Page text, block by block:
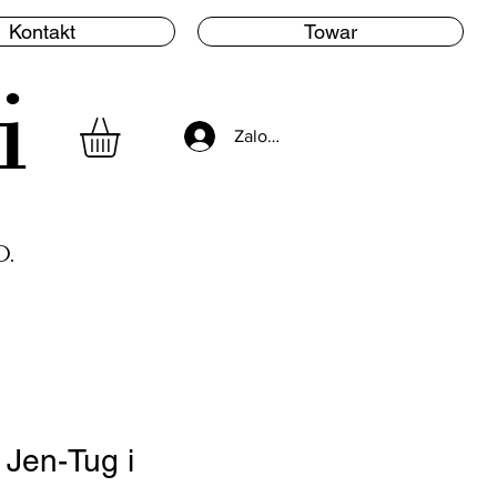
Kontakt Towar
Zaloguj się
Tug i